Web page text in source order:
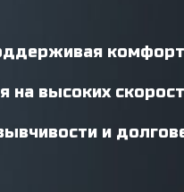
высоких
и